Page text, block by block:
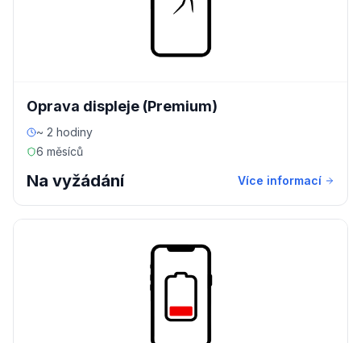
Oprava displeje (Premium)
~ 2 hodiny
6 měsíců
Na vyžádání Více informací